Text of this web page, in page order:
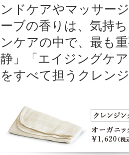
ンドケアやマッサー
ーブの香りは、気持
ンケアの中で、最も
静」「エイジングケ
をすべて担うクレン